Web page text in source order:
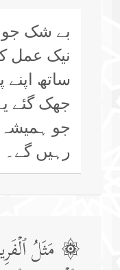
بے شک جو
نیک عمل
ساتھ
جھک گئے
جو
رہیں گے۔
۞ مَثَلُ